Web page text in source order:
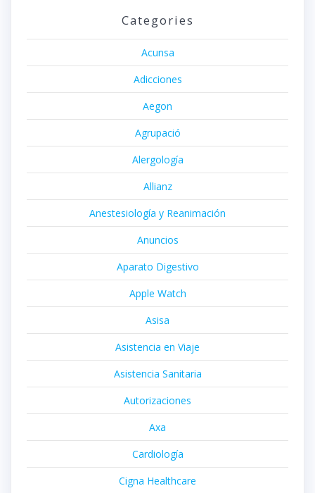
Categories
Acunsa
Adicciones
Aegon
Agrupació
Alergología
Allianz
Anestesiología y Reanimación
Anuncios
Aparato Digestivo
Apple Watch
Asisa
Asistencia en Viaje
Asistencia Sanitaria
Autorizaciones
Axa
Cardiología
Cigna Healthcare